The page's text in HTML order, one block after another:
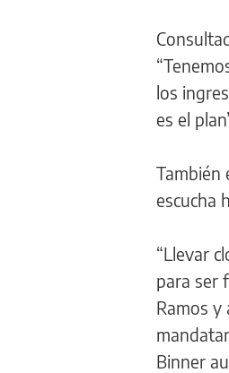
los
es el
También
escucha
“Llevar
para ser
Ramos
Binner